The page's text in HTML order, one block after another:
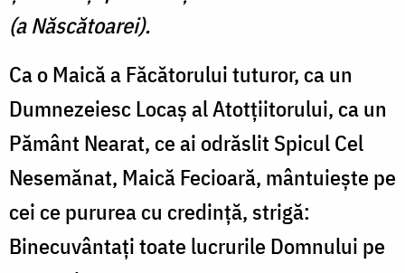
(a Născătoarei).
Ca o Maică a Făcătorului tuturor, ca un
Dumnezeiesc Locaş al Atotţiitorului, ca un
Pământ Nearat, ce ai odrăslit Spicul Cel
Nesemănat, Maică Fecioară, mântuieşte pe
cei ce pururea cu credinţă, strigă:
Binecuvântaţi toate lucrurile Domnului pe